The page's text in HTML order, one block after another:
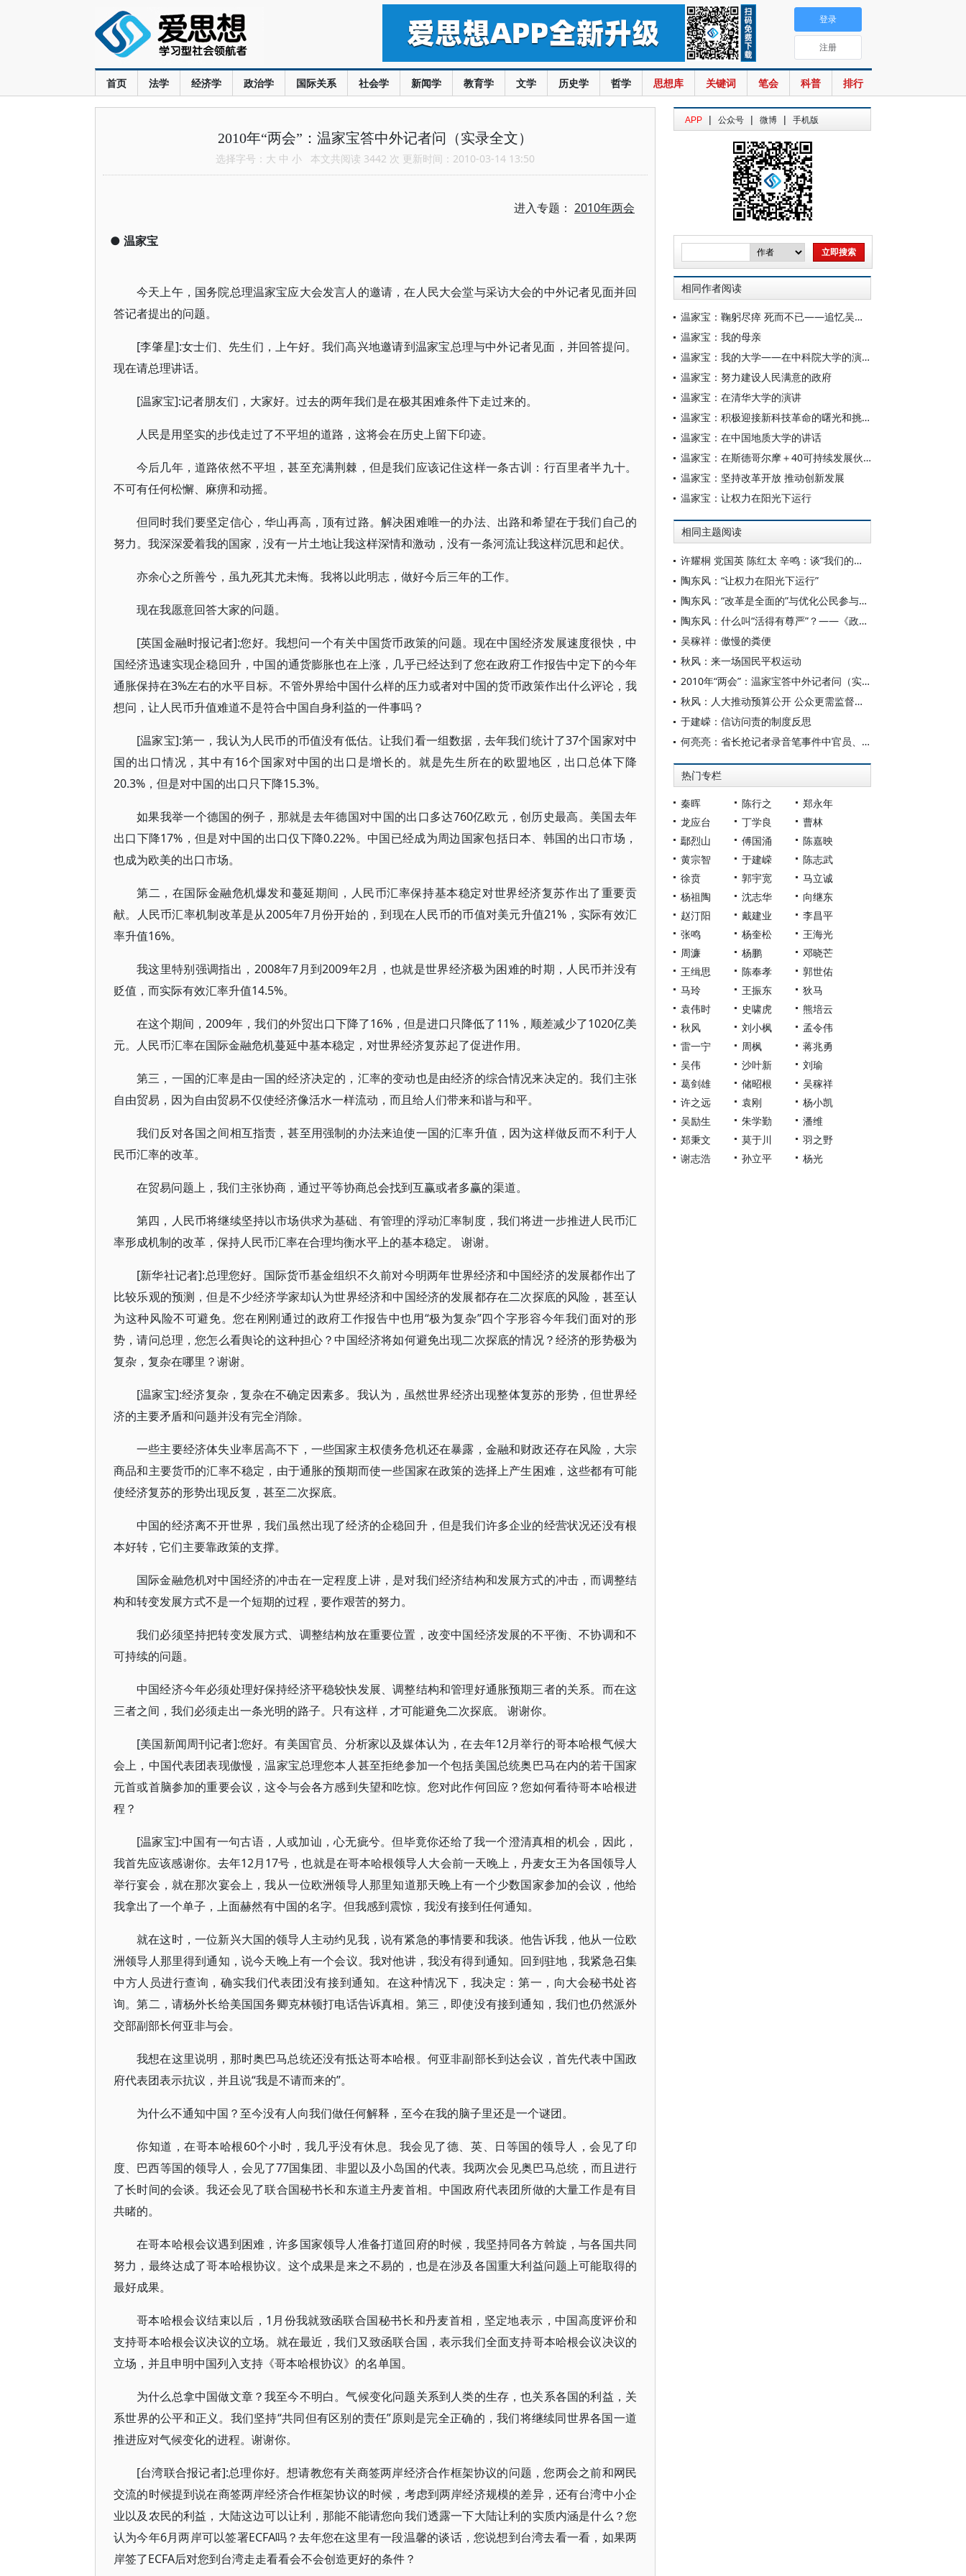
首页 法学 经济学 政治学 国际关系 社会学 新闻学 教育学 文学 历史学 哲学 思想库 关键词 笔会 科普 排行
登录
注册
2010年“两会”：温家宝答中外记者问（实录全文）
选择字号： 大 中 小 本文共阅读 3442 次 更新时间：2010-03-14 13:50
进入专题： 2010年两会
● 温家宝
今天上午，国务院总理温家宝应大会发言人的邀请，在人民大会堂与采访大会的中外记者见面并回
答记者提出的问题。
[李肇星]:女士们、先生们，上午好。我们高兴地邀请到温家宝总理与中外记者见面，并回答提问。
现在请总理讲话。
[温家宝]:记者朋友们，大家好。过去的两年我们是在极其困难条件下走过来的。
人民是用坚实的步伐走过了不平坦的道路，这将会在历史上留下印迹。
今后几年，道路依然不平坦，甚至充满荆棘，但是我们应该记住这样一条古训：行百里者半九十。
不可有任何松懈、麻痹和动摇。
但同时我们要坚定信心，华山再高，顶有过路。解决困难唯一的办法、出路和希望在于我们自己的
努力。我深深爱着我的国家，没有一片土地让我这样深情和激动，没有一条河流让我这样沉思和起伏。
亦余心之所善兮，虽九死其尤未悔。我将以此明志，做好今后三年的工作。
现在我愿意回答大家的问题。
[英国金融时报记者]:您好。我想问一个有关中国货币政策的问题。现在中国经济发展速度很快，中
国经济迅速实现企稳回升，中国的通货膨胀也在上涨，几乎已经达到了您在政府工作报告中定下的今年
通胀保持在3%左右的水平目标。不管外界给中国什么样的压力或者对中国的货币政策作出什么评论，我
想问，让人民币升值难道不是符合中国自身利益的一件事吗？
[温家宝]:第一，我认为人民币的币值没有低估。让我们看一组数据，去年我们统计了37个国家对中
国的出口情况，其中有16个国家对中国的出口是增长的。就是先生所在的欧盟地区，出口总体下降
20.3%，但是对中国的出口只下降15.3%。
如果我举一个德国的例子，那就是去年德国对中国的出口多达760亿欧元，创历史最高。美国去年
出口下降17%，但是对中国的出口仅下降0.22%。中国已经成为周边国家包括日本、韩国的出口市场，
也成为欧美的出口市场。
第二，在国际金融危机爆发和蔓延期间，人民币汇率保持基本稳定对世界经济复苏作出了重要贡
献。人民币汇率机制改革是从2005年7月份开始的，到现在人民币的币值对美元升值21%，实际有效汇
率升值16%。
我这里特别强调指出，2008年7月到2009年2月，也就是世界经济极为困难的时期，人民币并没有
贬值，而实际有效汇率升值14.5%。
在这个期间，2009年，我们的外贸出口下降了16%，但是进口只降低了11%，顺差减少了1020亿美
元。人民币汇率在国际金融危机蔓延中基本稳定，对世界经济复苏起了促进作用。
第三，一国的汇率是由一国的经济决定的，汇率的变动也是由经济的综合情况来决定的。我们主张
自由贸易，因为自由贸易不仅使经济像活水一样流动，而且给人们带来和谐与和平。
我们反对各国之间相互指责，甚至用强制的办法来迫使一国的汇率升值，因为这样做反而不利于人
民币汇率的改革。
在贸易问题上，我们主张协商，通过平等协商总会找到互赢或者多赢的渠道。
第四，人民币将继续坚持以市场供求为基础、有管理的浮动汇率制度，我们将进一步推进人民币汇
率形成机制的改革，保持人民币汇率在合理均衡水平上的基本稳定。 谢谢。
[新华社记者]:总理您好。国际货币基金组织不久前对今明两年世界经济和中国经济的发展都作出了
比较乐观的预测，但是不少经济学家却认为世界经济和中国经济的发展都存在二次探底的风险，甚至认
为这种风险不可避免。您在刚刚通过的政府工作报告中也用“极为复杂”四个字形容今年我们面对的形
势，请问总理，您怎么看舆论的这种担心？中国经济将如何避免出现二次探底的情况？经济的形势极为
复杂，复杂在哪里？谢谢。
[温家宝]:经济复杂，复杂在不确定因素多。我认为，虽然世界经济出现整体复苏的形势，但世界经
济的主要矛盾和问题并没有完全消除。
一些主要经济体失业率居高不下，一些国家主权债务危机还在暴露，金融和财政还存在风险，大宗
商品和主要货币的汇率不稳定，由于通胀的预期而使一些国家在政策的选择上产生困难，这些都有可能
使经济复苏的形势出现反复，甚至二次探底。
中国的经济离不开世界，我们虽然出现了经济的企稳回升，但是我们许多企业的经营状况还没有根
本好转，它们主要靠政策的支撑。
国际金融危机对中国经济的冲击在一定程度上讲，是对我们经济结构和发展方式的冲击，而调整结
构和转变发展方式不是一个短期的过程，要作艰苦的努力。
我们必须坚持把转变发展方式、调整结构放在重要位置，改变中国经济发展的不平衡、不协调和不
可持续的问题。
中国经济今年必须处理好保持经济平稳较快发展、调整结构和管理好通胀预期三者的关系。而在这
三者之间，我们必须走出一条光明的路子。只有这样，才可能避免二次探底。 谢谢你。
[美国新闻周刊记者]:您好。有美国官员、分析家以及媒体认为，在去年12月举行的哥本哈根气候大
会上，中国代表团表现傲慢，温家宝总理您本人甚至拒绝参加一个包括美国总统奥巴马在内的若干国家
元首或首脑参加的重要会议，这令与会各方感到失望和吃惊。您对此作何回应？您如何看待哥本哈根进
程？
[温家宝]:中国有一句古语，人或加讪，心无疵兮。但毕竟你还给了我一个澄清真相的机会，因此，
我首先应该感谢你。去年12月17号，也就是在哥本哈根领导人大会前一天晚上，丹麦女王为各国领导人
举行宴会，就在那次宴会上，我从一位欧洲领导人那里知道那天晚上有一个少数国家参加的会议，他给
我拿出了一个单子，上面赫然有中国的名字。但我感到震惊，我没有接到任何通知。
就在这时，一位新兴大国的领导人主动约见我，说有紧急的事情要和我谈。他告诉我，他从一位欧
洲领导人那里得到通知，说今天晚上有一个会议。我对他讲，我没有得到通知。回到驻地，我紧急召集
中方人员进行查询，确实我们代表团没有接到通知。在这种情况下，我决定：第一，向大会秘书处咨
询。第二，请杨外长给美国国务卿克林顿打电话告诉真相。第三，即使没有接到通知，我们也仍然派外
交部副部长何亚非与会。
我想在这里说明，那时奥巴马总统还没有抵达哥本哈根。何亚非副部长到达会议，首先代表中国政
府代表团表示抗议，并且说“我是不请而来的”。
为什么不通知中国？至今没有人向我们做任何解释，至今在我的脑子里还是一个谜团。
你知道，在哥本哈根60个小时，我几乎没有休息。我会见了德、英、日等国的领导人，会见了印
度、巴西等国的领导人，会见了77国集团、非盟以及小岛国的代表。我两次会见奥巴马总统，而且进行
了长时间的会谈。我还会见了联合国秘书长和东道主丹麦首相。中国政府代表团所做的大量工作是有目
共睹的。
在哥本哈根会议遇到困难，许多国家领导人准备打道回府的时候，我坚持同各方斡旋，与各国共同
努力，最终达成了哥本哈根协议。这个成果是来之不易的，也是在涉及各国重大利益问题上可能取得的
最好成果。
哥本哈根会议结束以后，1月份我就致函联合国秘书长和丹麦首相，坚定地表示，中国高度评价和
支持哥本哈根会议决议的立场。就在最近，我们又致函联合国，表示我们全面支持哥本哈根会议决议的
立场，并且申明中国列入支持《哥本哈根协议》的名单国。
为什么总拿中国做文章？我至今不明白。气候变化问题关系到人类的生存，也关系各国的利益，关
系世界的公平和正义。我们坚持“共同但有区别的责任”原则是完全正确的，我们将继续同世界各国一道
推进应对气候变化的进程。谢谢你。
[台湾联合报记者]:总理你好。想请教您有关商签两岸经济合作框架协议的问题，您两会之前和网民
交流的时候提到说在商签两岸经济合作框架协议的时候，考虑到两岸经济规模的差异，还有台湾中小企
业以及农民的利益，大陆这边可以让利，那能不能请您向我们透露一下大陆让利的实质内涵是什么？您
认为今年6月两岸可以签署ECFA吗？去年您在这里有一段温馨的谈话，您说想到台湾去看一看，如果两
岸签了ECFA后对您到台湾走走看看会不会创造更好的条件？
APP | 公众号 | 微博 | 手机版
相同作者阅读
温家宝：鞠躬尽瘁 死而不已——追忆吴文俊先生
温家宝：我的母亲
温家宝：我的大学——在中科院大学的演讲
温家宝：努力建设人民满意的政府
温家宝：在清华大学的演讲
温家宝：积极迎接新科技革命的曙光和挑战
温家宝：在中国地质大学的讲话
温家宝：在斯德哥尔摩＋40可持续发展伙伴论坛上的讲话
温家宝：坚持改革开放 推动创新发展
温家宝：让权力在阳光下运行
相同主题阅读
许耀桐 党国英 陈红太 辛鸣：谈“我们的改革是全面的改革”
陶东风：“让权力在阳光下运行”
陶东风：“改革是全面的”与优化公民参与——《政府工作报告》解读之二
陶东风：什么叫“活得有尊严”？——《政府工作报告》语录解读之一
吴稼祥：傲慢的粪便
秋风：来一场国民平权运动
2010年“两会”：温家宝答中外记者问（实录全文）
秋风：人大推动预算公开 公众更需监督人大
于建嵘：信访问责的制度反思
何亮亮：省长抢记者录音笔事件中官员、媒体与民众的尊严
热门专栏
秦晖 陈行之
郑永年
龙应台
丁学良
曹林
鄢烈山
傅国涌
陈嘉映
黄宗智
于建嵘
陈志武
徐贲
郭宇宽
马立诚
杨祖陶
沈志华
向继东
赵汀阳
戴建业
李昌平
张鸣
杨奎松
王海光
周濂
杨鹏
邓晓芒
王缉思
陈奉孝
郭世佑
马玲
王振东
狄马
袁伟时
史啸虎
熊培云
秋风
刘小枫
孟令伟
雷一宁
周枫
蒋兆勇
吴伟
沙叶新
刘瑜
葛剑雄
储昭根
吴稼祥
许之远
袁刚
杨小凯
吴励生
朱学勤
潘维
郑秉文
莫于川
羽之野
谢志浩
孙立平 杨光